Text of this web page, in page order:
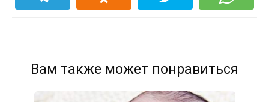
Вам также может понравиться